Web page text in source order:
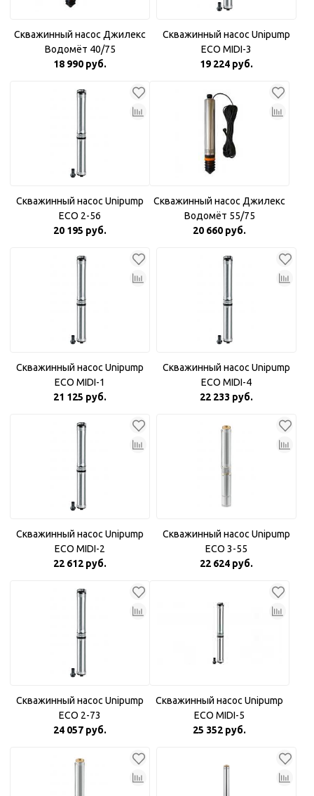
Скважинный насос Джилекс
Водомёт 40/75
18 990 руб.
Скважинный насос Unipump
ECO MIDI-3
19 224 руб.
Скважинный насос Unipump
ECO 2-56
20 195 руб.
Скважинный насос Джилекс
Водомёт 55/75
20 660 руб.
Скважинный насос Unipump
ECO MIDI-1
21 125 руб.
Скважинный насос Unipump
ECO MIDI-4
22 233 руб.
Скважинный насос Unipump
ECO MIDI-2
22 612 руб.
Скважинный насос Unipump
ECO 3-55
22 624 руб.
Скважинный насос Unipump
ECO 2-73
24 057 руб.
Скважинный насос Unipump
ECO MIDI-5
25 352 руб.